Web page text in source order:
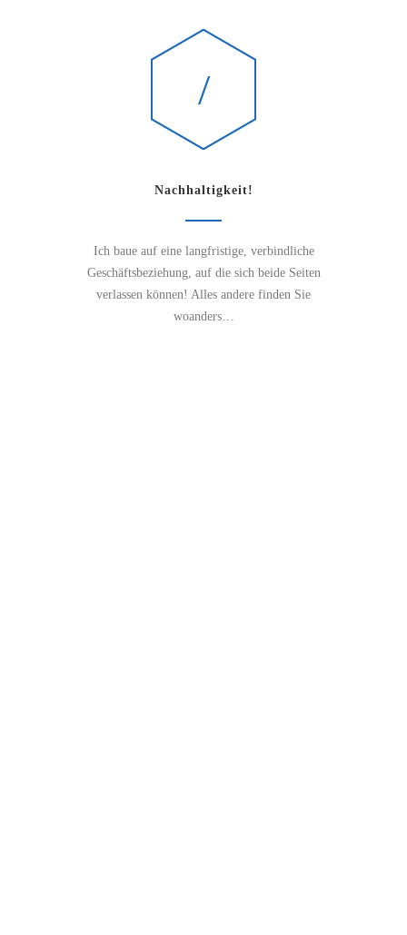
Nachhaltigkeit!
Ich baue auf eine langfristige, verbindliche
Geschäftsbeziehung, auf die sich beide Seiten
verlassen können! Alles andere finden Sie
woanders…